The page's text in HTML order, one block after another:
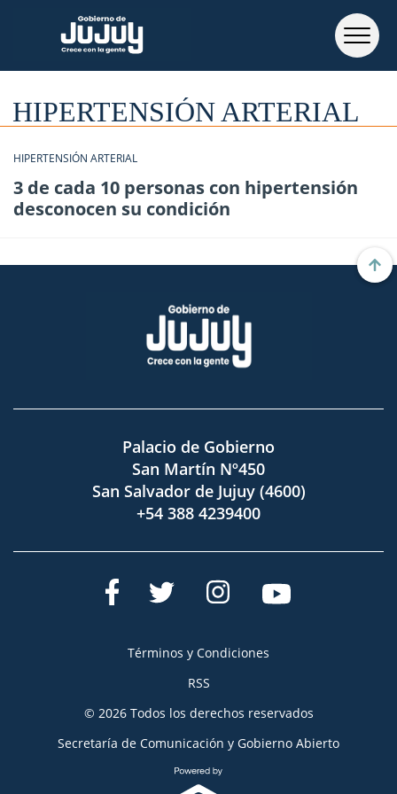
HIPERTENSIÓN ARTERIAL
HIPERTENSIÓN ARTERIAL
3 de cada 10 personas con hipertensión
desconocen su condición
Palacio de Gobierno
San Martín Nº450
San Salvador de Jujuy (4600)
+54 388 4239400
Términos y Condiciones
RSS
© 2026 Todos los derechos reservados
Secretaría de Comunicación y Gobierno Abierto